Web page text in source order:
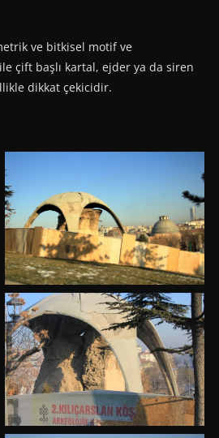
ve bitkisel motif ve
çift başlı kartal, ejder ya da siren
dikkat çekicidir.